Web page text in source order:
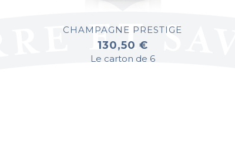
CHAMPAGNE PRESTIGE
130,50 €
Le carton de 6